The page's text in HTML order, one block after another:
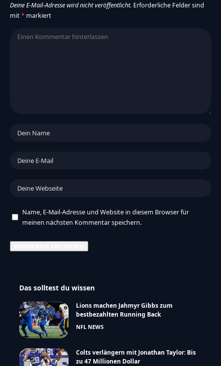
Deine E-Mail-Adresse wird nicht veröffentlicht. Erforderliche Felder sind
mit* markiert
Name, E-Mail-Adresse und Website in diesem Browser für
meinen nächsten Kommentar speichern.
Das solltest du wissen
Lions machen Jahmyr Gibbs zum
bestbezahlten Running Back
NFL NEWS
Colts verlängern mit Jonathan Taylor: Bis
zu 47 Millionen Dollar